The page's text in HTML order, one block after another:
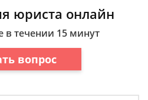
юриста онлайн
в течении 15 минут
вопрос